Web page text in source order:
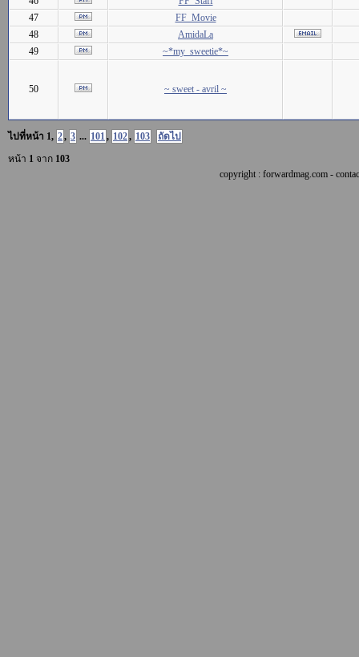
47
FF_Movie
48
AmidaLa
49
~*my_sweetie*~
50 ~ sweet - avril ~
ไปที่หน้า 1, 2, 3 ... 101, 102, 103
ถัดไป
หน้า 1 จาก 103
copyright : forwardmag.com -